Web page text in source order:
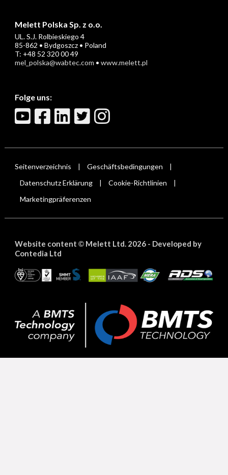
Melett Polska Sp. z o.o.
UL. S.J. Rolbieskiego 4
85-862 • Bydgoszcz • Poland
T: +48 52 320 00 49
mel_polska@wabtec.com • www.melett.pl
Folge uns:
Seitenverzeichnis Geschäftsbedingungen
Datenschutz Erklärung Cookie-Richtlinien
Marketingpräferenzen
Website content ©Melett Ltd. 2026 - Developed by
Contedia Ltd